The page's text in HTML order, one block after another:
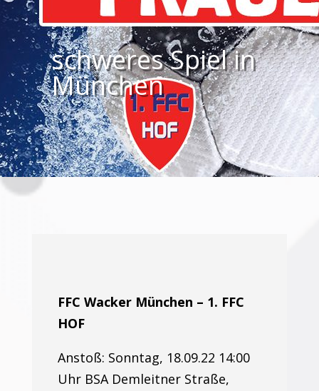
schweres Spiel in
München
FFC Wacker München – 1. FFC
HOF
Anstoß: Sonntag, 18.09.22 14:00
Uhr BSA Demleitner Straße,